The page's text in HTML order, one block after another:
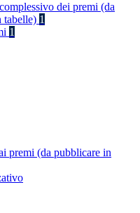
dei premi (da
tabelle) 1
1
premi (da pubblicare in